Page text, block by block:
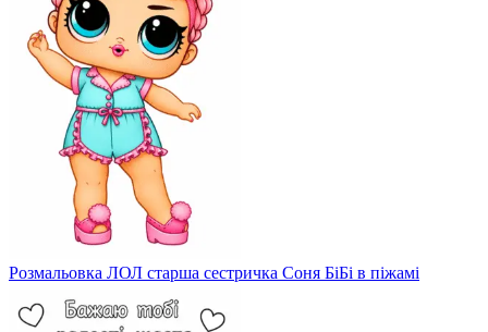
Розмальовка ЛОЛ старша сестричка Соня БіБі в піжамі